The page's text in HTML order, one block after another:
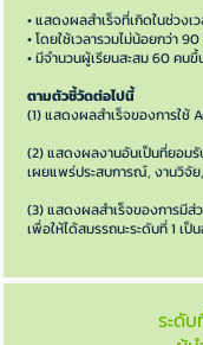
• แสดงผลสำเร็จที่เกิดในช่วงเ
• โดยใช้เวลารวมไม่น้อยกว่า
• มีจำนวนผู้เรียนสะสม 60 คนขึ้
ตามตัวชี้วัดต่อไปนี้
(1) แสดงผลสำเร็จของการใช้
(2) แสดงผลงานอันเป็นที่ยอมรั
เผยแพร่ประสบการณ์, งานวิจั
(3) แสดงผลสำเร็จของการมี
เพื่อให้ได้สมรรถนะระดับที่ 1 เป็
ระดั